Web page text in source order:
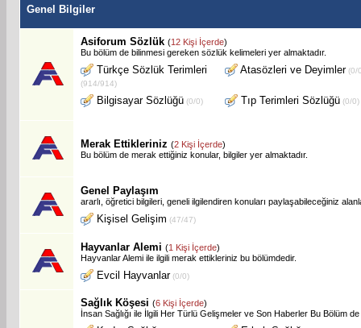
Genel Bilgiler
Asiforum Sözlük (12 Kişi İçerde)
Bu bölüm de bilinmesi gereken sözlük kelimeleri yer almaktadır.
Türkçe Sözlük Terimleri
(914/914)
Atasözleri ve Deyimler(0/
Bilgisayar Sözlüğü (0/0) Tıp Terimleri Sözlüğü (0/0)
Merak Ettikleriniz (2 Kişi İçerde)
Bu bölüm de merak ettiğiniz konular, bilgiler yer almaktadır.
Genel Paylaşım
ararlı, öğretici bilgileri, geneli ilgilendiren konuları paylaşabileceğiniz
Kişisel Gelişim (47/47)
Hayvanlar Alemi (1 Kişi İçerde)
Hayvanlar Alemi ile ilgili merak ettikleriniz bu bölümdedir.
Evcil Hayvanlar(0/0)
Sağlık Köşesi (6 Kişi İçerde)
İnsan Sağlığı ile İlgili Her Türlü Gelişmeler ve Son Haberler Bu Bölüm de